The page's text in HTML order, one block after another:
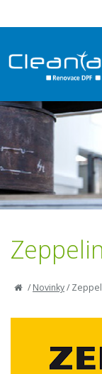
/Novinky/